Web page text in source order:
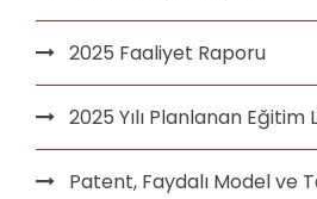
2025 Faaliyet Raporu
2025 Yılı Planlanan Eğitim
Patent, Faydalı Model ve